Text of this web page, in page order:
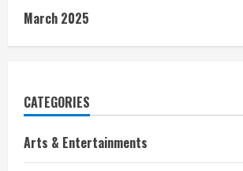
March 2025
CATEGORIES
Arts & Entertainments